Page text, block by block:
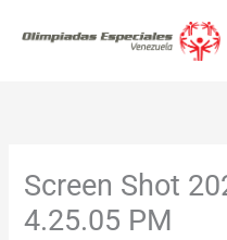
Screen Shot
4.25.05 PM